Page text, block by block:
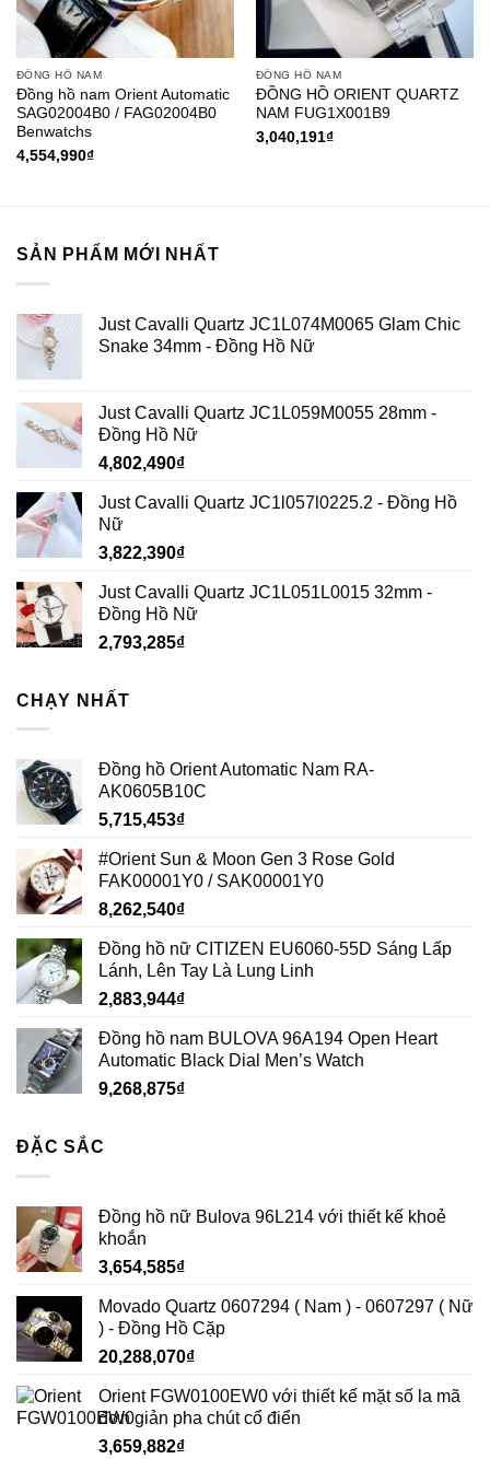
ĐỒNG HỒ NAM
Đồng hồ nam Orient Automatic
SAG02004B0 / FAG02004B0
Benwatchs
4,554,990₫
ĐỒNG HỒ NAM
ĐỒNG HỒ ORIENT QUARTZ
NAM FUG1X001B9
3,040,191₫
SẢN PHẨM MỚI NHẤT
Just Cavalli Quartz JC1L074M0065 Glam Chic
Snake 34mm - Đồng Hồ Nữ
Just Cavalli Quartz JC1L059M0055 28mm -
Đồng Hồ Nữ
4,802,490₫
Just Cavalli Quartz JC1l057l0225.2 - Đồng Hồ
Nữ
3,822,390₫
Just Cavalli Quartz JC1L051L0015 32mm -
Đồng Hồ Nữ
2,793,285₫
CHẠY NHẤT
Đồng hồ Orient Automatic Nam RA-
AK0605B10C
5,715,453₫
#Orient Sun & Moon Gen 3 Rose Gold
FAK00001Y0 / SAK00001Y0
8,262,540₫
Đồng hồ nữ CITIZEN EU6060-55D Sáng Lấp
Lánh, Lên Tay Là Lung Linh
2,883,944₫
Đồng hồ nam BULOVA 96A194 Open Heart
Automatic Black Dial Men’s Watch
9,268,875₫
ĐẶC SẮC
Đồng hồ nữ Bulova 96L214 với thiết kế khoẻ
khoắn
3,654,585₫
Movado Quartz 0607294 ( Nam ) - 0607297 ( Nữ
) - Đồng Hồ Cặp
20,288,070₫
Orient FGW0100EW0 với thiết kế mặt số la mã
đơn giản pha chút cổ điển
3,659,882₫